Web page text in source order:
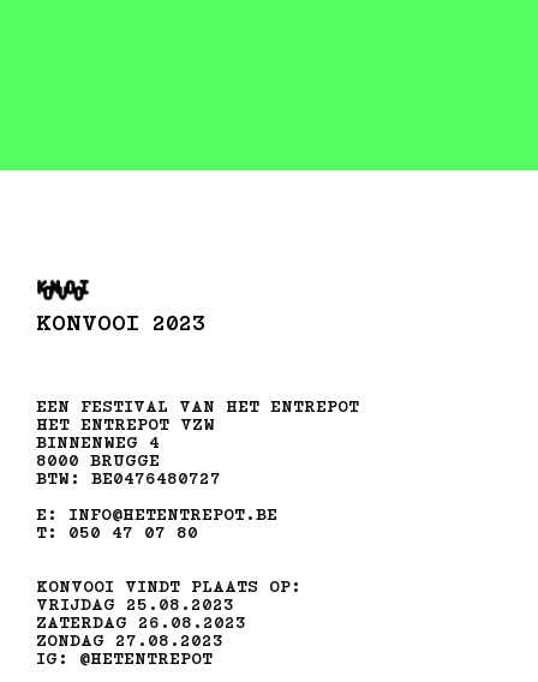
KONVOOI 2023
EEN FESTIVAL VAN HET ENTREPOT
HET ENTREPOT VZW
BINNENWEG 4
8000 BRUGGE
BTW: BE0476480727
E: INFO@HETENTREPOT.BE
T: 050 47 07 80
KONVOOI VINDT PLAATS OP:
VRIJDAG 25.08.2023
ZATERDAG 26.08.2023
ZONDAG 27.08.2023
IG: @HETENTREPOT